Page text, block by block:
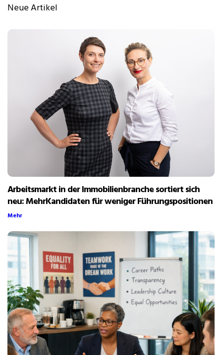
Neue Artikel
Arbeitsmarkt in der Immobilienbranche sortiert sich
neu: MehrKandidaten für weniger Führungspositionen
Mehr